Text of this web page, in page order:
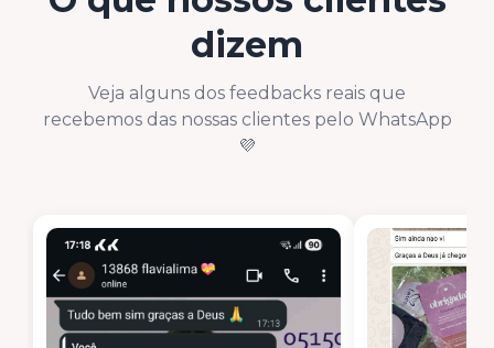
dizem
Veja alguns dos feedbacks reais que
recebemos das nossas clientes pelo WhatsApp
💜